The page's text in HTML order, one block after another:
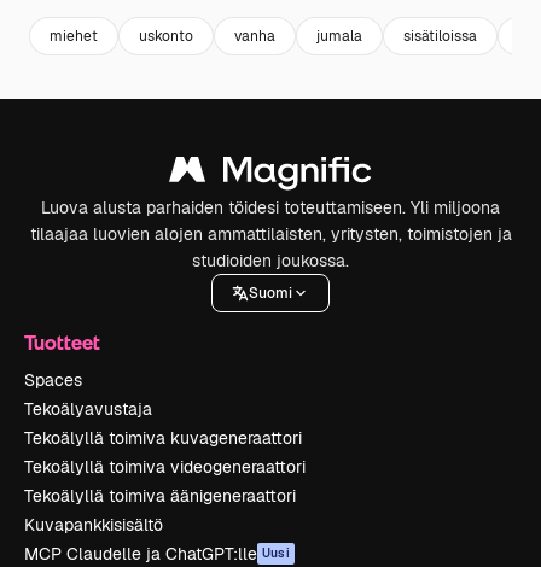
miehet uskonto vanha jumala sisätiloissa
Luova alusta parhaiden töidesi toteuttamiseen. Yli miljoona
tilaajaa luovien alojen ammattilaisten, yritysten, toimistojen ja
studioiden joukossa.
Suomi
Tuotteet
Spaces
Tekoälyavustaja
Tekoälyllä toimiva kuvageneraattori
Tekoälyllä toimiva videogeneraattori
Tekoälyllä toimiva äänigeneraattori
Kuvapankkisisältö
MCP Claudelle ja ChatGPT:lle Uusi